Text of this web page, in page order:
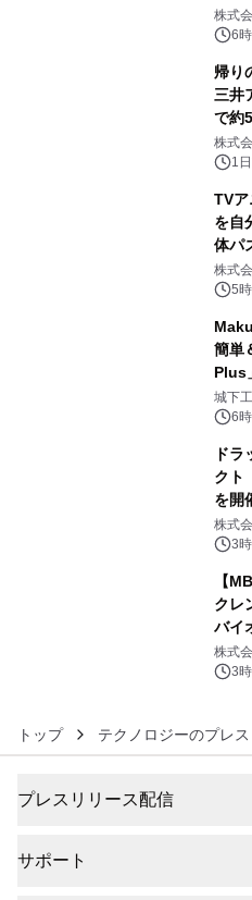
ラボ
ボグ
株式
6
帰り
三井
で約
メニ
株式
1
TVア
を自
体パ
ギミ
ルが
株式
5
簡単
Plus
ーブ
ぐっ
城下
6
ド
クト
を開
株式
3
【
クレ
バイ
クレ
発売
株式
3
トップ テクノロジーのプレ
プレスリリース配信
サポート